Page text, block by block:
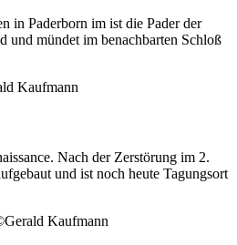
in Paderborn im ist die Pader der
und mündet im benachbarten Schloß
Nach der Zerstörung im 2.
und ist noch heute Tagungsort